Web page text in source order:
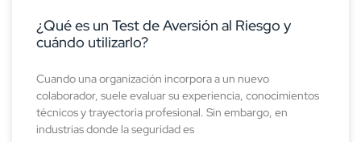
¿Qué es un Test de Aversión al Riesgo y
cuándo utilizarlo?
Cuando una organización incorpora a un nuevo
colaborador, suele evaluar su experiencia, conocimientos
técnicos y trayectoria profesional. Sin embargo, en
industrias donde la seguridad es